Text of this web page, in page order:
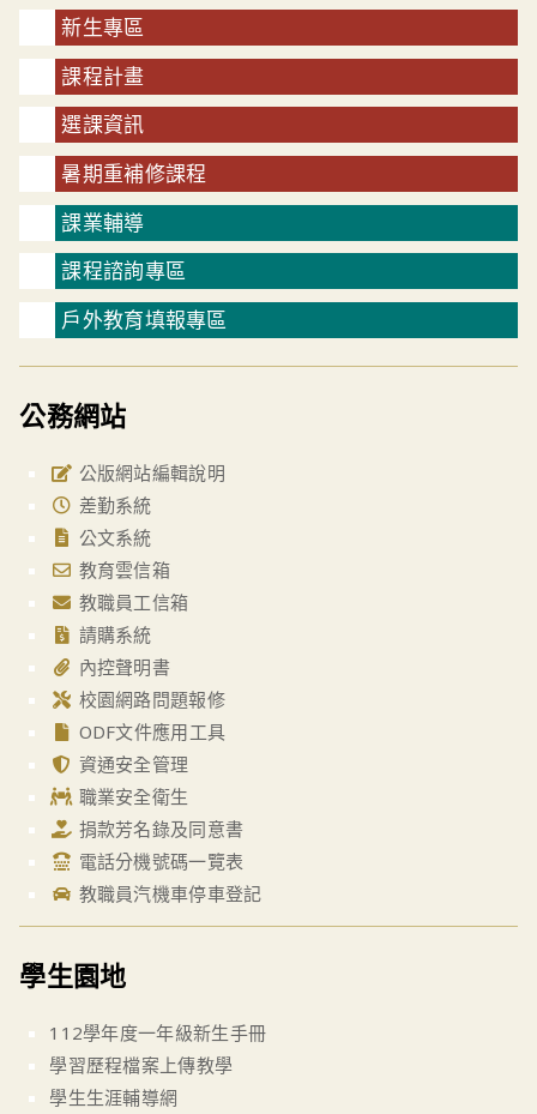
新生專區
課程計畫
選課資訊
暑期重補修課程
課業輔導
課程諮詢專區
戶外教育填報專區
公務網站
公版網站編輯說明
差勤系統
公文系統
教育雲信箱
教職員工信箱
請購系統
內控聲明書
校園網路問題報修
ODF文件應用工具
資通安全管理
職業安全衛生
捐款芳名錄及同意書
電話分機號碼一覽表
教職員汽機車停車登記
學生園地
112學年度一年級新生手冊
學習歷程檔案上傳教學
學生生涯輔導網